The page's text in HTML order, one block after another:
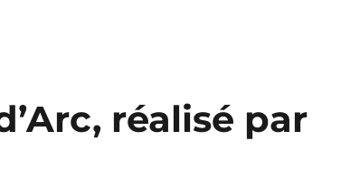
réalisé par